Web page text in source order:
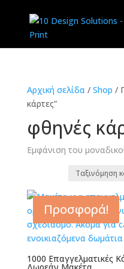
Αρχική σελίδα/ Shop /
κάρτες”
φθηνές
Εμφάνιση του
Προσφορά!
1000 Επαγγελματικές